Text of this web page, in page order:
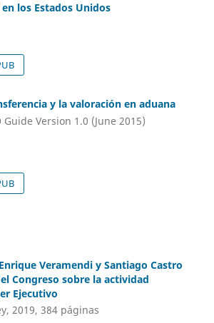
los Estados Unidos
y la valoración en aduana
Guide Version 1.0 (June 2015)
Veramendi y Santiago Castro
Congreso sobre la actividad
Ejecutivo
2019, 384 páginas